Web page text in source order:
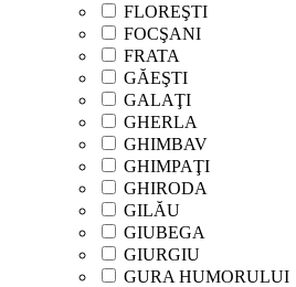
FLOREŞTI
FOCŞANI
FRATA
GĂEŞTI
GALAŢI
GHERLA
GHIMBAV
GHIMPAŢI
GHIRODA
GILĂU
GIUBEGA
GIURGIU
GURA HUMORULUI